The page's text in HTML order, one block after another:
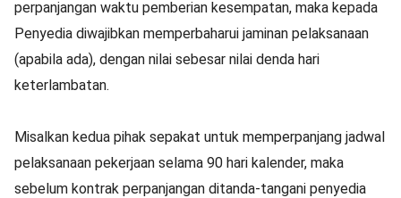
perpanjangan waktu pemberian kesempatan, maka kepada
Penyedia diwajibkan memperbaharui jaminan pelaksanaan
(apabila ada), dengan nilai sebesar nilai denda hari
keterlambatan.
Misalkan kedua pihak sepakat untuk memperpanjang jadwal
pelaksanaan pekerjaan selama 90 hari kalender, maka
sebelum kontrak perpanjangan ditanda-tangani penyedia